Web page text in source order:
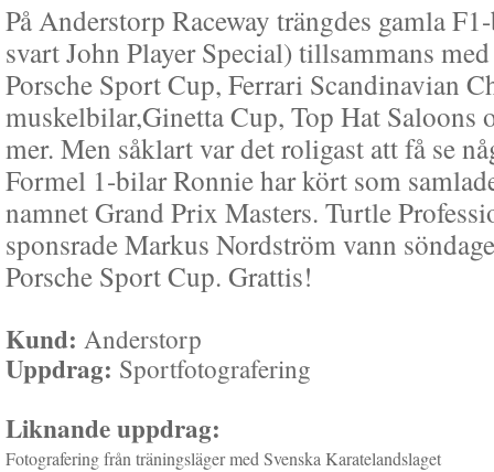
På Anderstorp Raceway trängdes gamla
svart John Player Special) tillsammans
Porsche Sport Cup, Ferrari Scandinavian
muskelbilar,Ginetta Cup, Top Hat Saloons
mer. Men såklart var det roligast att få se
Formel 1-bilar Ronnie har kört som
namnet Grand Prix Masters. Turtle
sponsrade Markus Nordström vann
Porsche Sport Cup. Grattis!
Kund: Anderstorp
Uppdrag: Sportfotografering
Liknande uppdrag:
Fotografering från träningsläger med Svenska Karatelandslaget